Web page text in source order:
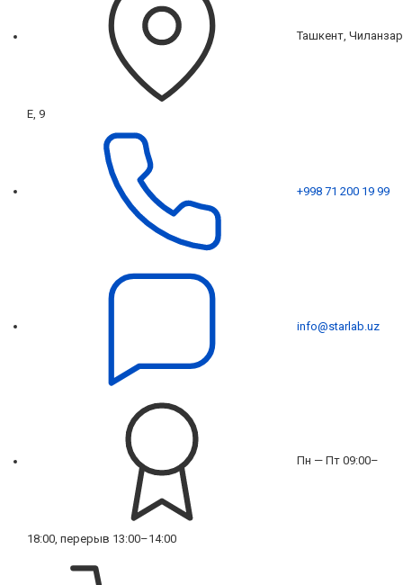
Ташкент, Чиланзар
Е, 9
+998 71 200 19 99
info@starlab.uz
Пн — Пт 09:00–
18:00, перерыв 13:00–14:00